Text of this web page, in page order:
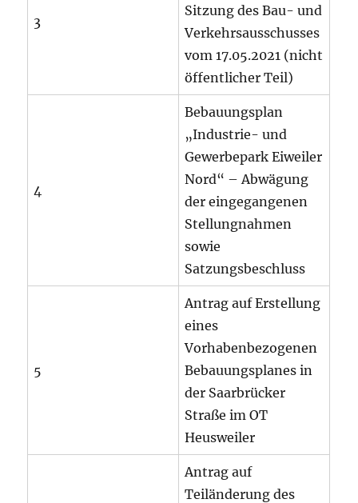
3
Sitzung des Bau- und
Verkehrsausschusses
vom 17.05.2021 (nicht
öffentlicher Teil)
4
Bebauungsplan
„Industrie- und
Gewerbepark Eiweiler
Nord“ – Abwägung
der eingegangenen
Stellungnahmen
sowie
Satzungsbeschluss
5
Antrag auf Erstellung
eines
Vorhabenbezogenen
Bebauungsplanes in
der Saarbrücker
Straße im OT
Heusweiler
Antrag auf
Teiländerung des